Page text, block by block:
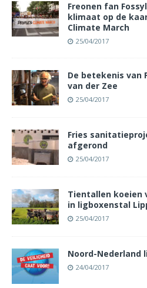
Freonen fan
klimaat op de
Climate March
25/04/2017
De betekenis van
van der Zee
25/04/2017
Fries
afgerond
25/04/2017
Tientallen koeien
in ligboxenstal
25/04/2017
Noord-Nederland
24/04/2017